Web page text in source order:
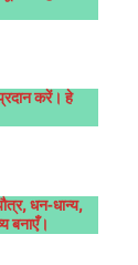
करें। हे
धन-धान्य,
बनाएँ।